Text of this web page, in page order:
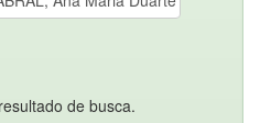
de busca.